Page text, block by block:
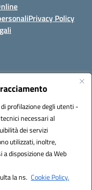
profilazione degli utenti -
necessari al
dei servizi
utilizzati, inoltre,
disposizione da Web
la ns. Cookie Policy.
Privacy Policy
- Palermo
Solution S.r.l.
Italia